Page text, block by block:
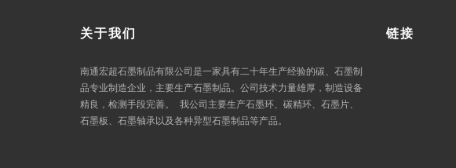
关于我们
南通宏超石墨制品有限公司是一家具有二十年生产经验的碳、石墨制
品专业制造企业，主要生产石墨制品。公司技术力量雄厚，制造设备
精良，检测手段完善。 我公司主要生产石墨环、碳精环、石墨片、
石墨板、石墨轴承以及各种异型石墨制品等产品。
链接